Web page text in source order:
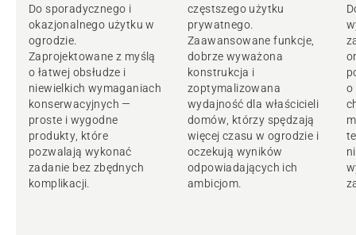
Do sporadycznego i
okazjonalnego użytku w
ogrodzie.
Zaprojektowane z myślą
o łatwej obsłudze i
niewielkich wymaganiach
konserwacyjnych —
proste i wygodne
produkty, które
pozwalają wykonać
zadanie bez zbędnych
komplikacji.
częstszego użytku
prywatnego.
Zaawansowane funkcje,
dobrze wyważona
konstrukcja i
zoptymalizowana
wydajność dla właścicieli
domów, którzy spędzają
więcej czasu w ogrodzie i
oczekują wyników
odpowiadających ich
ambicjom.
o